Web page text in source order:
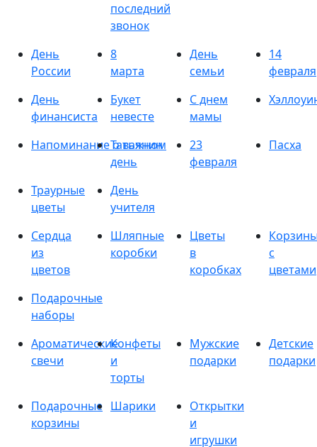
последний
звонок
День
России
8
марта
День
семьи
14
февраля
День
финансиста
Букет
невесте
С днем
мамы
Напоминание о важном
Татьянин
день
23
февраля
Пасха
Траурные
цветы
День
учителя
Сердца
из
цветов
Шляпные
коробки
Цветы
в
коробках
с
цветами
Подарочные
наборы
Ароматические
свечи
Конфеты
и
торты
Мужские
подарки
Детские
подарки
Подарочные
корзины
Шарики
Открытки
и
игрушки